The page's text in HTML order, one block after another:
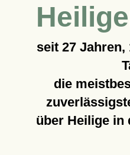
seit 27 Jahren,
die
über Heilige in